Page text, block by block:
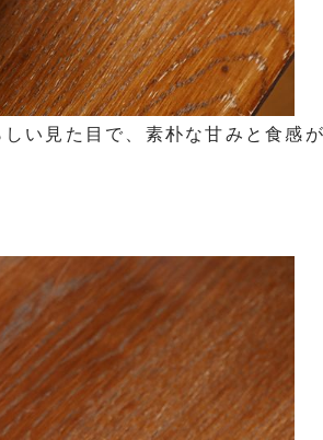
い見た目で、素朴な甘みと食感が